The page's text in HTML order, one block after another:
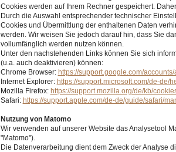
Cookies werden auf Ihrem Rechner gespeichert.
Durch die Auswahl entsprechender technischer
Cookies und Übermittlung der enthaltenen Daten
werden. Wir weisen Sie jedoch darauf hin, dass Sie
vollumfänglich werden nutzen können.
Unter den nachstehenden Links können Sie sich
(u.a. auch deaktivieren) können:
Chrome Browser: https://support.google.com/
Internet Explorer: https://support.microsoft.com/de-
Mozilla Firefox: https://support.mozilla.org/de/kb/
Safari: https://support.apple.com/de-de/guide/safari/
Nutzung von Matomo
Wir verwenden auf unserer Website das Analysetool
"Matomo").
Die Datenverarbeitung dient dem Zweck der Analyse